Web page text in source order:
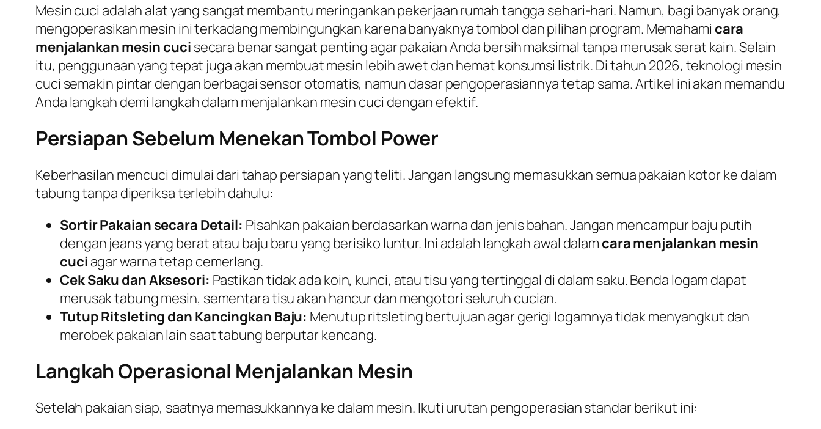
Mesin cuci adalah alat yang sangat membantu meringankan pekerjaan rumah tangga sehari-hari. Namun, bagi banyak orang,
mengoperasikan mesin ini terkadang membingungkan karena banyaknya tombol dan pilihan program. Memahami cara
menjalankan mesin cuci secara benar sangat penting agar pakaian Anda bersih maksimal tanpa merusak serat kain. Selain
itu, penggunaan yang tepat juga akan membuat mesin lebih awet dan hemat konsumsi listrik. Di tahun 2026, teknologi mesin
cuci semakin pintar dengan berbagai sensor otomatis, namun dasar pengoperasiannya tetap sama. Artikel ini akan memandu
Anda langkah demi langkah dalam menjalankan mesin cuci dengan efektif.
Persiapan Sebelum Menekan Tombol Power
Keberhasilan mencuci dimulai dari tahap persiapan yang teliti. Jangan langsung memasukkan semua pakaian kotor ke dalam
tabung tanpa diperiksa terlebih dahulu:
Sortir Pakaian secara Detail: Pisahkan pakaian berdasarkan warna dan jenis bahan. Jangan mencampur baju putih
dengan jeans yang berat atau baju baru yang berisiko luntur. Ini adalah langkah awal dalam cara menjalankan mesin
cuci agar warna tetap cemerlang.
Cek Saku dan Aksesori: Pastikan tidak ada koin, kunci, atau tisu yang tertinggal di dalam saku. Benda logam dapat
merusak tabung mesin, sementara tisu akan hancur dan mengotori seluruh cucian.
Tutup Ritsleting dan Kancingkan Baju: Menutup ritsleting bertujuan agar gerigi logamnya tidak menyangkut dan
merobek pakaian lain saat tabung berputar kencang.
Langkah Operasional Menjalankan Mesin
Setelah pakaian siap, saatnya memasukkannya ke dalam mesin. Ikuti urutan pengoperasian standar berikut ini: